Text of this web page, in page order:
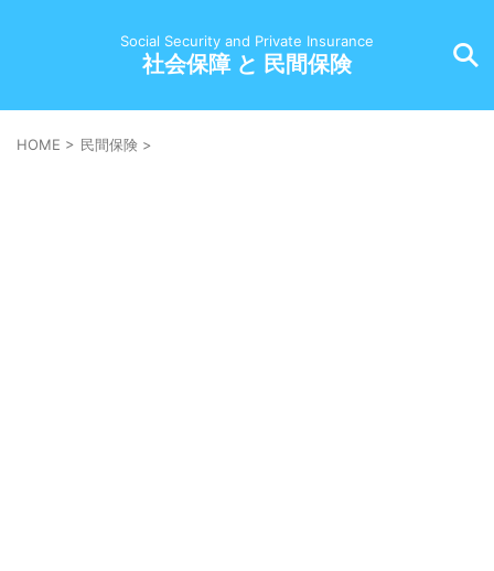
Social Security and Private Insurance
社会保障 と 民間保険
HOME > 民間保険 >